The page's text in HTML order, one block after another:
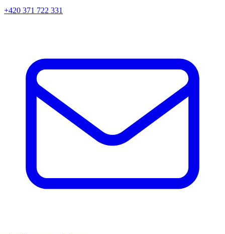
+420 371 722 331